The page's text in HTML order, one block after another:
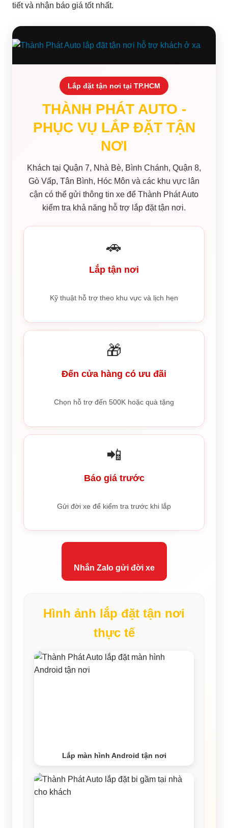
tiết và nhận báo giá tốt nhất.
Lắp đặt tận nơi tại TP.HCM
THÀNH PHÁT AUTO -
PHỤC VỤ LẮP ĐẶT TẬN
NƠI
Khách tại Quận 7, Nhà Bè, Bình Chánh, Quận 8,
Gò Vấp, Tân Bình, Hóc Môn và các khu vực lân
cận có thể gửi thông tin xe để Thành Phát Auto
kiểm tra khả năng hỗ trợ lắp đặt tận nơi.
🚗
Lắp tận nơi
Kỹ thuật hỗ trợ theo khu vực và lịch hẹn
🎁
Đến cửa hàng có ưu đãi
Chọn hỗ trợ đến 500K hoặc quà tặng
📲
Báo giá trước
Gửi đời xe để kiểm tra trước khi lắp
Nhắn Zalo gửi đời xe
Hình ảnh lắp đặt tận nơi
thực tế
Lắp màn hình Android tận nơi